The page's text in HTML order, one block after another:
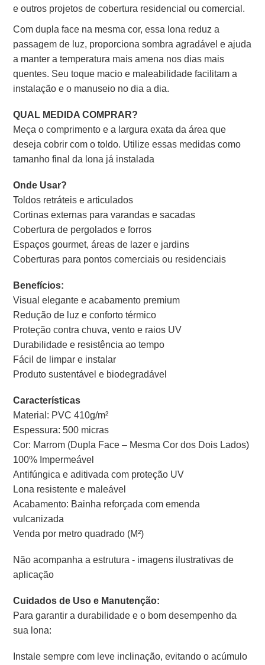
e outros projetos de cobertura residencial ou comercial.
Com dupla face na mesma cor, essa lona reduz a
passagem de luz, proporciona sombra agradável e ajuda
a manter a temperatura mais amena nos dias mais
quentes. Seu toque macio e maleabilidade facilitam a
instalação e o manuseio no dia a dia.
QUAL MEDIDA COMPRAR?
Meça o comprimento e a largura exata da área que
deseja cobrir com o toldo. Utilize essas medidas como
tamanho final da lona já instalada
Onde Usar?
Toldos retráteis e articulados
Cortinas externas para varandas e sacadas
Cobertura de pergolados e forros
Espaços gourmet, áreas de lazer e jardins
Coberturas para pontos comerciais ou residenciais
Benefícios:
Visual elegante e acabamento premium
Redução de luz e conforto térmico
Proteção contra chuva, vento e raios UV
Durabilidade e resistência ao tempo
Fácil de limpar e instalar
Produto sustentável e biodegradável
Características
Material: PVC 410g/m²
Espessura: 500 micras
Cor: Marrom (Dupla Face – Mesma Cor dos Dois Lados)
100% Impermeável
Antifúngica e aditivada com proteção UV
Lona resistente e maleável
Acabamento: Bainha reforçada com emenda
vulcanizada
Venda por metro quadrado (M²)
Não acompanha a estrutura - imagens ilustrativas de
aplicação
Cuidados de Uso e Manutenção:
Para garantir a durabilidade e o bom desempenho da
sua lona:
Instale sempre com leve inclinação, evitando o acúmulo